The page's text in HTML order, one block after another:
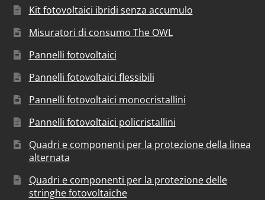
Kit fotovoltaici ibridi senza accumulo
Misuratori di consumo The OWL
Pannelli fotovoltaici
Pannelli fotovoltaici flessibili
Pannelli fotovoltaici monocristallini
Pannelli fotovoltaici policristallini
Quadri e componenti per la protezione della linea
alternata
Quadri e componenti per la protezione delle
stringhe fotovoltaiche